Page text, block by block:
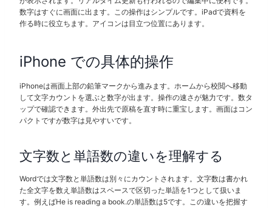
数字はすぐに画面に出ます。この操作はシンプルです。iPadで資料を
作る時に役立ちます。アイコンは目立つ位置にあります。
iPhone での具体的操作
iPhoneは画面上部の鉛筆マークから進みます。ホームから校閲へ移動
して文字カウントを選ぶと数字が出ます。操作の速さが魅力です。数タ
ップで確認できます。外出先で原稿を直す時に重宝します。画面はコン
パクトですが数字は見やすいです。
文字数と単語数の違いを理解する
Wordでは文字数と単語数は別々にカウントされます。文字数は書かれ
た全文字を数え単語数はスペースで区切った単語を1つとして扱いま
す。例えばHe is reading a book.の単語数は5です。この違いを把握す